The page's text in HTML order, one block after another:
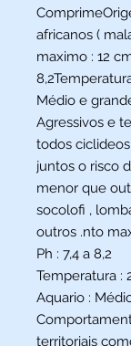
africanos (
maximo : 12
Médio e
Agressivos e
todos
juntos o risco
menor que
socolofi ,
outros .nto
Ph : 7,4 a 8,2
Temperatura :
Aquario :
territoriais